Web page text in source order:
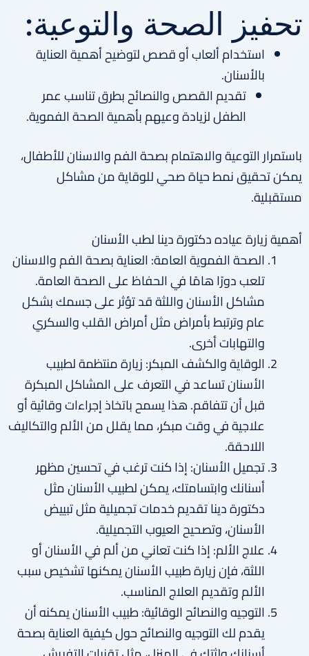
تحفيز الصحة والتوعية:
استخدام ألعاب أو قصص لتوضيح أهمية العناية
بالأسنان.
تقديم القصص والنصائح بطرق تناسب عمر
الطفل لزيادة وعيهم بأهمية الصحة الفموية.
باستمرار التوعية والاهتمام بصحة الفم والاسنان للأطفال،
يمكن تحقيق نمط حياة صحي للوقاية من مشاكل
مستقبلية.
أهمية زيارة عياده دكتورة دينا لطب الأسنان
الصحة الفموية العامة: العناية بصحة الفم والاسنان
تلعب دورًا هامًا في الحفاظ على الصحة العامة.
مشاكل الأسنان واللثة قد تؤثر على جسمك بشكل
عام وترتبط بأمراض مثل أمراض القلب والسكري
والتهابات أخرى.
الوقاية والكشف المبكر: زيارة منتظمة لطبيب
الأسنان تساعد في التعرف على المشاكل المبكرة
قبل أن تتفاقم. هذا يسمح باتخاذ إجراءات وقائية أو
علاجية في وقت مبكر، مما يقلل من الألم والتكاليف
اللاحقة.
تجميل الأسنان: إذا كنت ترغب في تحسين مظهر
أسنانك وابتسامتك، يمكن لطبيب الأسنان مثل
دكتورة دينا تقديم خدمات تجميلية مثل تبييض
الأسنان، وتصحيح العيوب التجميلية.
علاج الألم: إذا كنت تعاني من ألم في الأسنان أو
اللثة، فإن زيارة طبيب الأسنان يمكنها تشخيص سبب
الألم وتقديم العلاج المناسب.
التوجيه والنصائح الوقائية: طبيب الأسنان يمكنه أن
يقدم لك التوجيه والنصائح حول كيفية العناية بصحة